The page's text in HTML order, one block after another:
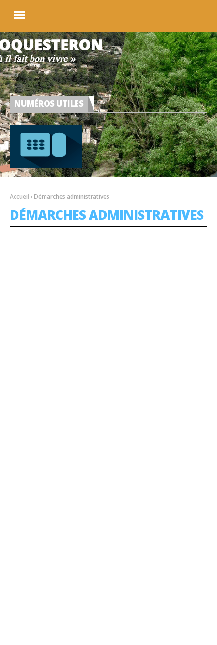
NUMÉROS UTILES
Accueil Démarches administratives
DÉMARCHES ADMINISTRATIVES